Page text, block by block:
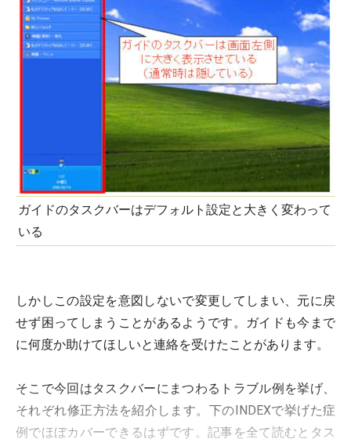
ガイドのタスクバーはデフォルト設定と大きく変わって
いる
しかしこの設定を意図しないで変更してしまい、元に戻
せず困ってしまうことがあるようです。ガイドも今まで
に何度か助けてほしいと連絡を受けたことがあります。
そこで今回はタスクバーにまつわるトラブル例を挙げ、
それぞれ修正方法を紹介します。下のINDEXで挙げた症
例でほぼカバーできるはずです。記事を全て読むとタス